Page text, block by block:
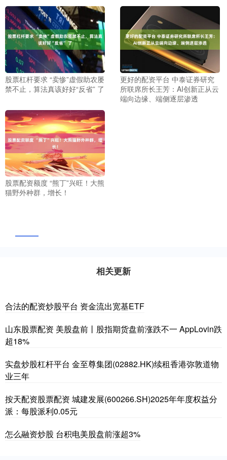
股票杠杆要求 “卖惨”虚假助农屡
禁不止，算法真该好好“反省” 了
更好的配资平台 中泰证券研究
所联席所长王芳：AI创新正从云
端向边缘、端侧逐层渗透
股票配资额度 “熊丁”兴旺！大熊
猫野外种群，增长！
相关更新
合法的配资炒股平台 资金流出宽基ETF
山东股票配资 美股盘前丨股指期货盘前涨跌不一 AppLovin跌
超18%
实盘炒股杠杆平台 金至尊集团(02882.HK)续租香港弥敦道物
业三年
按天配资股票配资 城建发展(600266.SH)2025年年度权益分
派：每股派利0.05元
怎么融资炒股 台积电美股盘前涨超3%